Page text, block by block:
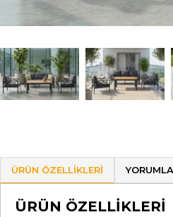
ÜRÜN ÖZELLIKLERI
ÜRÜN ÖZELLİKLERİ